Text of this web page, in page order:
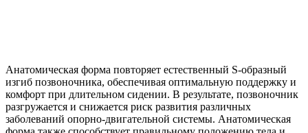
Анатомическая форма повторяет естественный S-образный
изгиб позвоночника, обеспечивая оптимальную поддержку и
комфорт при длительном сидении. В результате, позвоночник
разгружается и снижается риск развития различных
заболеваний опорно-двигательной системы. Анатомическая